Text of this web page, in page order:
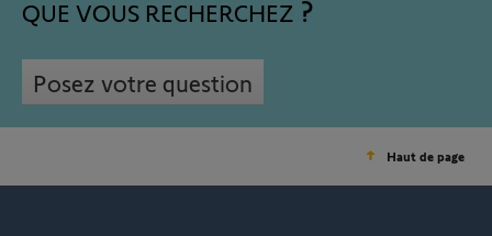
QUE VOUS RECHERCHEZ
Posez votre question
Haut de page